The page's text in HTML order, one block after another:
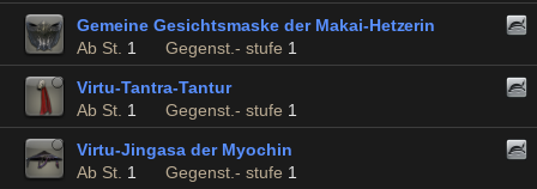
Gemeine Gesichtsmaske der Makai-Hetzerin
Ab St. 1 Gegenst.- stufe 1
Virtu-Tantra-Tantur
Ab St. 1 Gegenst.- stufe 1
Virtu-Jingasa der Myochin
Ab St. 1 Gegenst.- stufe 1